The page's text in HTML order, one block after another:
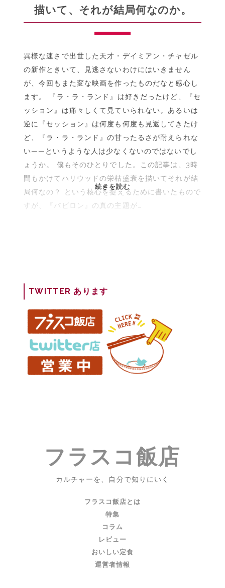
が
ャ
ル
信
者
る
ま
で
【批
評
解
説】
描いて、それが結局何なのか。
異様な速さで出世した天才・デイミアン・チャゼル
の新作ときいて、見逃さないわけにはいきません
が、今回もまた変な映画を作ったものだなと感心し
ます。 『ラ・ラ・ランド』は好きだったけど、『セ
ッション』は痛々しくて見ていられない。あるいは
逆に『セッション』は何度も何度も見返してきたけ
ど、『ラ・ラ・ランド』の甘ったるさが耐えられな
い——というような人は少なくないのではないでし
ょうか。 僕もそのひとりでした。この記事は、3時
間もかけてハリウッドの栄枯盛衰を描いてそれが結
局何なの？ という核心を捉えるために書いたもので
すが、『バビロン』の真の主題が…
続きを読む
映
代
リ
ッ
を
描
い
そ
局
TWITTER あります
フラスコ飯店
カルチャーを、自分で知りにいく
フラスコ飯店とは
特集
コラム
レビュー
おいしい定食
運営者情報